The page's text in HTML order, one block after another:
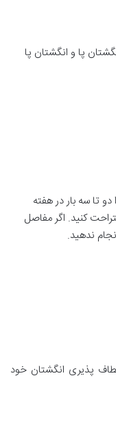
پا و انگشتان پا
دو تا سه بار در هفته
48 ساعت استراحت کنید. اگر مفاصل
ندهید.
پذیری انگشتان خود